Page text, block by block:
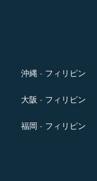
沖縄 - フィリピン
大阪 - フィリピン
福岡 - フィリピン